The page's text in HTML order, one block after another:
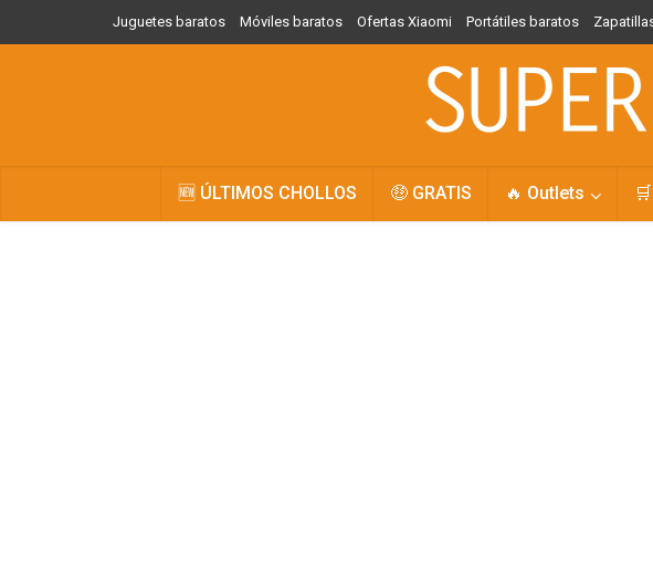
Juguetes baratos Móviles baratos Ofertas Xiaomi Portátiles baratos
🆕 ÚLTIMOS CHOLLOS 🤑 GRATIS 🔥 Outlets